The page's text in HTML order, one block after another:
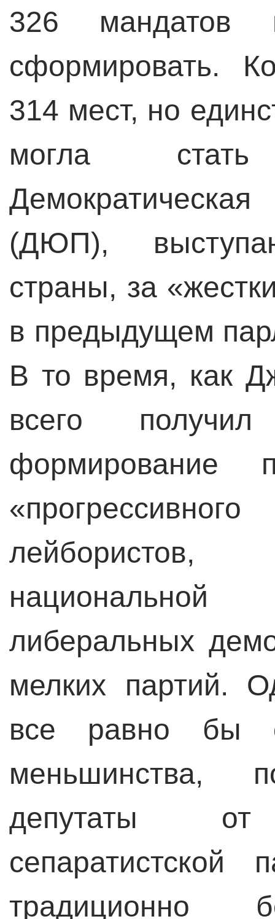
326 мандатов
сформировать.
314 мест, но
могла стать
(ДЮП),
страны, за
в предыдущем
В то время, как
всего
формирование
либеральных
мелких партий.
все равно бы
меньшинства,
депутаты от
традиционно